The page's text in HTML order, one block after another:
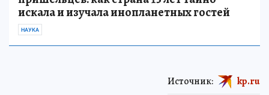
искала и изучала инопланетных гостей
НАУКА
Источник: kp.ru